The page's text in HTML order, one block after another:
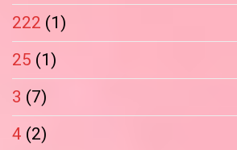
222 (1)
25 (1)
3 (7)
4 (2)